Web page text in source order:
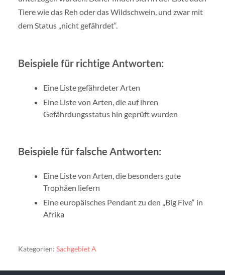
Tiere wie das Reh oder das Wildschwein, und zwar mit
dem Status „nicht gefährdet“.
Beispiele für richtige Antworten:
Eine Liste gefährdeter Arten
Eine Liste von Arten, die auf ihren
Gefährdungsstatus hin geprüft wurden
Beispiele für falsche Antworten:
Eine Liste von Arten, die besonders gute
Trophäen liefern
Eine europäisches Pendant zu den „Big Five“ in
Afrika
Kategorien: Sachgebiet A